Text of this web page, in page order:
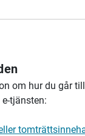
om hur du går
tjänsten: